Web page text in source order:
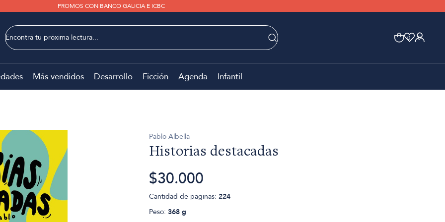
PROMOS CON BANCO GALICIA E ICBC
0 0
Más vendidos Desarrollo Ficción Agenda Infantil
Pablo Albella
Historias destacadas
$30.000
Cantidad de páginas: 224
Peso: 368 g